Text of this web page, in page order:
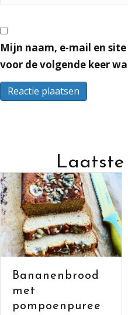
Mijn naam, e-mail en
voor de volgende keer
Laatste
Broodpudding